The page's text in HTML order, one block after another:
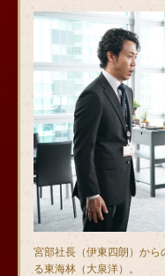
宮部社長（伊東四朗）か
る東海林（大泉洋）。